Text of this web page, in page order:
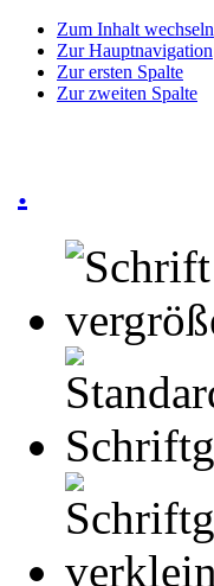
Zum Inhalt wechseln
Zur Hauptnavigation
Zur ersten Spalte
Zur zweiten Spalte
.